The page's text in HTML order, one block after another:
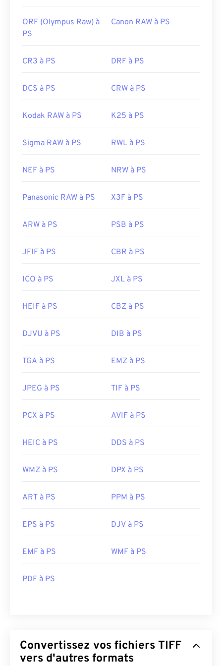
ORF (Olympus Raw) à
PS
Canon RAW à PS
CR3 à PS DRF à PS
DCS à PS CRW à PS
Kodak RAW à PS K25 à PS
Sigma RAW à PS RWL à PS
NEF à PS NRW à PS
Panasonic RAW à PS X3F à PS
ARW à PS PSB à PS
JFIF à PS CBR à PS
ICO à PS JXL à PS
HEIF à PS CBZ à PS
DJVU à PS DIB à PS
TGA à PS EMZ à PS
JPEG à PS TIF à PS
PCX à PS AVIF à PS
HEIC à PS DDS à PS
WMZ à PS DPX à PS
ART à PS PPM à PS
EPS à PS DJV à PS
EMF à PS WMF à PS
PDF à PS
Convertissez vos fichiers TIFF
vers d'autres formats